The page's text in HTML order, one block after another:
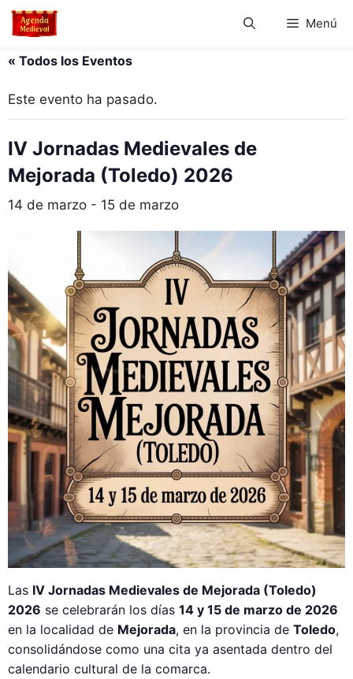
Saltar
Menú
« Todos los Eventos
Este evento ha pasado.
IV Jornadas Medievales de
Mejorada (Toledo) 2026
14 de marzo - 15 de marzo
Las IV Jornadas Medievales de Mejorada (Toledo)
2026 se celebrarán los días 14 y 15 de marzo de 2026
en la localidad de Mejorada, en la provincia de Toledo,
consolidándose como una cita ya asentada dentro del
calendario cultural de la comarca.